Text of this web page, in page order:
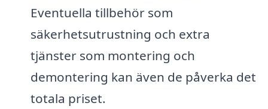
Eventuella tillbehör som
säkerhetsutrustning och extra
tjänster som montering och
demontering kan även de påverka det
totala priset.